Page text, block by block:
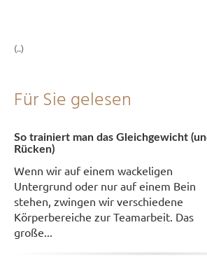
(..)
Für Sie gelesen
So trainiert man das Gleichgewicht
Rücken)
Wenn wir auf einem wackeligen
Untergrund oder nur auf einem Bein
stehen, zwingen wir verschiedene
Körperbereiche zur Teamarbeit. Das
große...